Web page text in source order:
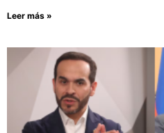
Leer más »